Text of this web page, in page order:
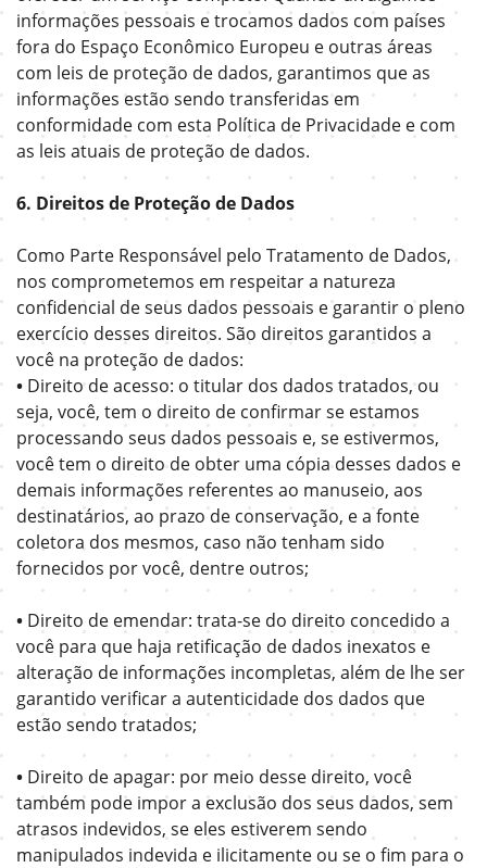
informações pessoais e trocamos dados com países
fora do Espaço Econômico Europeu e outras áreas
com leis de proteção de dados, garantimos que as
informações estão sendo transferidas em
conformidade com esta Política de Privacidade e com
as leis atuais de proteção de dados.
6. Direitos de Proteção de Dados
Como Parte Responsável pelo Tratamento de Dados,
nos comprometemos em respeitar a natureza
confidencial de seus dados pessoais e garantir o pleno
exercício desses direitos. São direitos garantidos a
você na proteção de dados:
• Direito de acesso: o titular dos dados tratados, ou
seja, você, tem o direito de confirmar se estamos
processando seus dados pessoais e, se estivermos,
você tem o direito de obter uma cópia desses dados e
demais informações referentes ao manuseio, aos
destinatários, ao prazo de conservação, e a fonte
coletora dos mesmos, caso não tenham sido
fornecidos por você, dentre outros;
• Direito de emendar: trata-se do direito concedido a
você para que haja retificação de dados inexatos e
alteração de informações incompletas, além de lhe ser
garantido verificar a autenticidade dos dados que
estão sendo tratados;
• Direito de apagar: por meio desse direito, você
também pode impor a exclusão dos seus dados, sem
atrasos indevidos, se eles estiverem sendo
manipulados indevida e ilicitamente ou se o fim para o